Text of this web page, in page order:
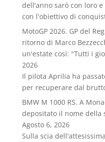
dell'anno sarò con loro
con l'obiettivo di
MotoGP 2026. GP del
ritorno di Marco
un'estate così: "Tutti i
2026
Il pilota Aprilia ha
per recuperare dal
BMW M 1000 RS. A
depositato il nome della
Agosto 6, 2026
Sulla scia